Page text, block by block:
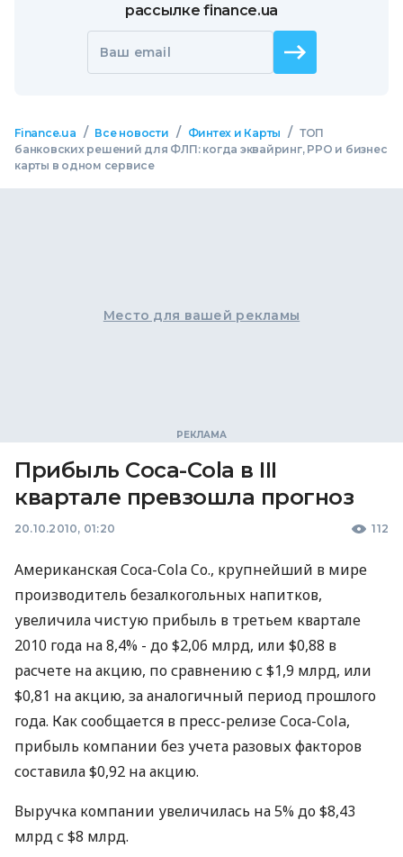
рассылке finance.ua
Ваш email
Finance.ua / Все новости / Финтех и Карты / ТОП
банковских решений для ФЛП: когда эквайринг, РРО и бизнес
карты в одном сервисе
Место для вашей рекламы
Прибыль Coca-Cola в III
квартале превзошла прогноз
20.10.2010, 01:20 112
Американская Coca-Cola Co., крупнейший в мире
производитель безалкогольных напитков,
увеличила чистую прибыль в третьем квартале
2010 года на 8,4% - до $2,06 млрд, или $0,88 в
расчете на акцию, по сравнению с $1,9 млрд, или
$0,81 на акцию, за аналогичный период прошлого
года. Как сообщается в пресс-релизе Coca-Cola,
прибыль компании без учета разовых факторов
составила $0,92 на акцию.
Выручка компании увеличилась на 5% до $8,43
млрд с $8 млрд.